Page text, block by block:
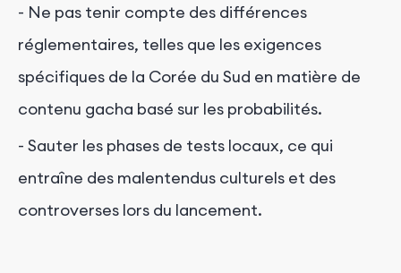
- Ne pas tenir compte des différences
réglementaires, telles que les exigences
spécifiques de la Corée du Sud en matière de
contenu gacha basé sur les probabilités.
- Sauter les phases de tests locaux, ce qui
entraîne des malentendus culturels et des
controverses lors du lancement.